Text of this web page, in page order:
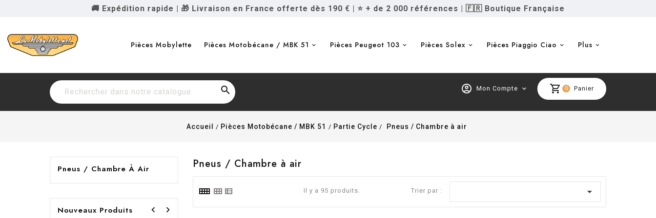
🚚 Expédition rapide | 🎁 Livraison en France offerte dès 190 € | ⭐ + de 2 000 références | 🇫🇷 Boutique Française
Pièces Mobylette Pièces Motobécane / MBK 51 Pièces Peugeot 103 Pièces Solex Pièces Piaggio Ciao Plus
 shopping_cart 0 Panier
account_circle Mon Compte expand_more
Accueil Pièces Motobécane / MBK 51 Partie Cycle Pneus / Chambre à air
Pneus / Chambre À Air
Nouveaux Produits  
Pneus / Chambre à air
Il y a 95 produits. Trier par : 